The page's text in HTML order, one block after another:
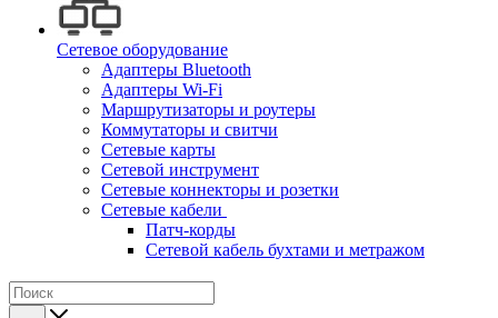
Сетевое оборудование
Адаптеры Bluetooth
Адаптеры Wi-Fi
Маршрутизаторы и роутеры
Коммутаторы и свитчи
Сетевые карты
Сетевой инструмент
Сетевые коннекторы и розетки
Сетевые кабели
Патч-корды
Сетевой кабель бухтами и метражом